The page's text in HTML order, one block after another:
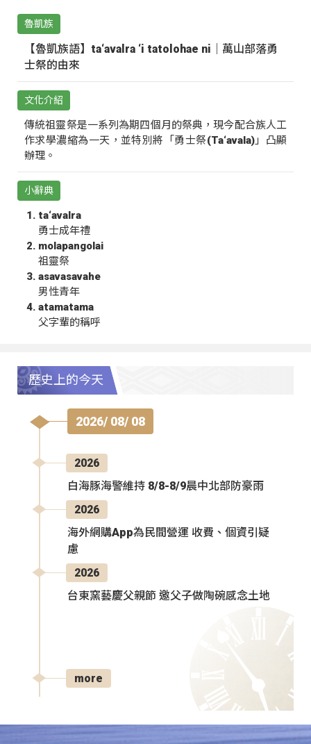
魯凱族
【魯凱族語】ta‘avalra ‘i tatolohae ni｜萬山部落勇
士祭的由來
文化介紹
傳統祖靈祭是一系列為期四個月的祭典，現今配合族人工
作求學濃縮為一天，並特別將「勇士祭(Ta‘avala)」凸顯
辦理。
小辭典
ta‘avalra
勇士成年禮
molapangolai
祖靈祭
asavasavahe
男性青年
atamatama
父字輩的稱呼
歷史上的今天
2026/ 08/ 08
2026
白海豚海警維持 8/8-8/9晨中北部防豪雨
2026
海外網購App為民間營運 收費、個資引疑
慮
2026
台東窯藝慶父親節 邀父子做陶碗感念土地
more